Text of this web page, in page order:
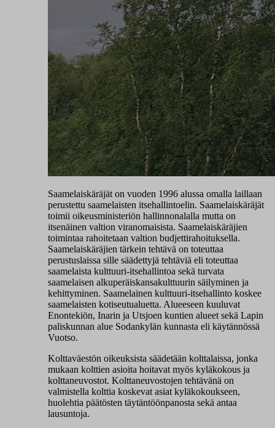
Saamelaiskäräjät on vuoden 1996 alussa omalla laillaan
perustettu saamelaisten itsehallintoelin. Saamelaiskäräjät
toimii oikeusministeriön hallinnonalalla mutta on
itsenäinen valtion viranomaisista. Saamelaiskäräjien
toimintaa rahoitetaan valtion budjettirahoituksella.
Saamelaiskäräjien tärkein tehtävä on toteuttaa
perustuslaissa sille säädettyjä tehtäviä eli toteuttaa
saamelaista kulttuuri-itsehallintoa sekä turvata
saamelaisen alkuperäiskansakulttuurin säilyminen ja
kehittyminen. Saamelainen kulttuuri-itsehallinto koskee
saamelaisten kotiseutualuetta. Alueeseen kuuluvat
Enontekiön, Inarin ja Utsjoen kuntien alueet sekä Lapin
paliskunnan alue Sodankylän kunnasta eli käytännössä
Vuotso.
Kolttaväestön oikeuksista säädetään kolttalaissa, jonka
mukaan kolttien asioita hoitavat myös kyläkokous ja
kolttaneuvostot. Kolttaneuvostojen tehtävänä on
valmistella kolttia koskevat asiat kyläkokoukseen,
huolehtia päätösten täytäntöönpanosta sekä antaa
lausuntoja.